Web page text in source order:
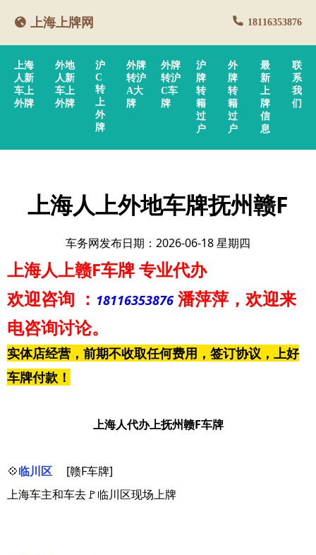
上海上牌网 18116353876
上海
人新
车上
外牌
外地
人新
车上
外牌
沪
C
转
上
外
牌
外牌
转沪
A大
牌
外牌
转沪
C车
牌
沪
牌
转
籍
过
户
外
牌
转
籍
过
户
最
新
上
牌
信
息
联
系
我
们
上海人上外地车牌抚州赣F
车务网发布日期：2026-06-18 星期四
上海人上赣F车牌专业代办
欢迎咨询 ： 18116353876 潘萍萍 ，欢迎来
电咨询讨论。
实体店经营，前期不收取任何费用，签订协议，上好
车牌付款！
上海人代办上抚州赣F车牌
💠临川区
[赣F车牌]
上海车主和车去🚩临川区现场上牌